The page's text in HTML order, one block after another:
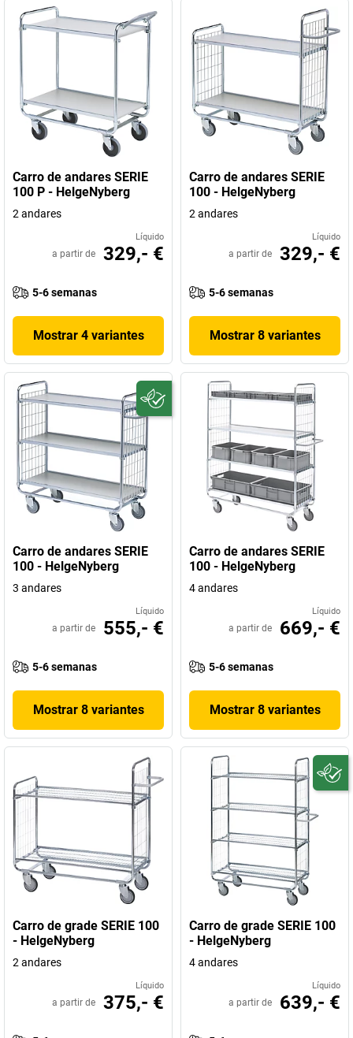
Carro de andares SERIE
100 P - HelgeNyberg
2 andares
Líquido
a partir de 329,- €
5-6 semanas
Mostrar 4 variantes
Carro de andares SERIE
100 - HelgeNyberg
2 andares
Líquido
a partir de 329,- €
5-6 semanas
Mostrar 8 variantes
Carro de andares SERIE
100 - HelgeNyberg
3 andares
Líquido
a partir de 555,- €
5-6 semanas
Mostrar 8 variantes
Carro de andares SERIE
100 - HelgeNyberg
4 andares
Líquido
a partir de 669,- €
5-6 semanas
Mostrar 8 variantes
Carro de grade SERIE 100
- HelgeNyberg
2 andares
Líquido
a partir de 375,- €
Carro de grade SERIE 100
- HelgeNyberg
4 andares
Líquido
a partir de 639,- €